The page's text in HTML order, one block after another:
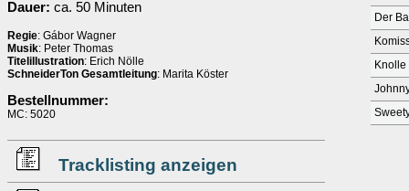
Dauer: ca. 50 Minuten
Regie: Gábor Wagner
Musik: Peter Thomas
Titelillustration: Erich Nölle
SchneiderTon Gesamtleitung: Marita Köster
Bestellnummer:
MC: 5020
Tracklisting anzeigen
Der
Knolle